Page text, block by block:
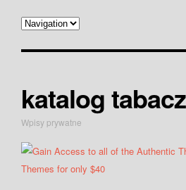
katalog
Wpisy prywatne